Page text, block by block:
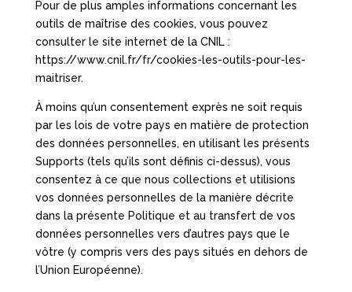
Pour de plus amples informations concernant les
outils de maîtrise des cookies, vous pouvez
consulter le site internet de la CNIL :
https://www.cnil.fr/fr/cookies-les-outils-pour-les-
maitriser.
À moins qu’un consentement exprès ne soit requis
par les lois de votre pays en matière de protection
des données personnelles, en utilisant les présents
Supports (tels qu’ils sont définis ci-dessus), vous
consentez à ce que nous collections et utilisions
vos données personnelles de la manière décrite
dans la présente Politique et au transfert de vos
données personnelles vers d’autres pays que le
vôtre (y compris vers des pays situés en dehors de
l’Union Européenne).